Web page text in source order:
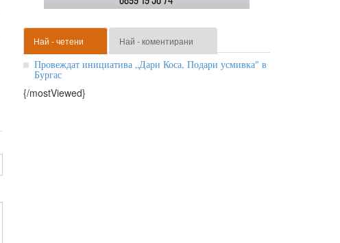
Най - четени Най - коментирани
Провеждат инициатива „Дари Коса, Подари усмивка" в
Бургас
{/mostViewed}